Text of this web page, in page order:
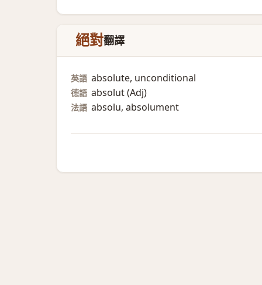
絕對翻譯
英語 absolute, unconditional
德語 absolut (Adj)​
法語 absolu, absolument